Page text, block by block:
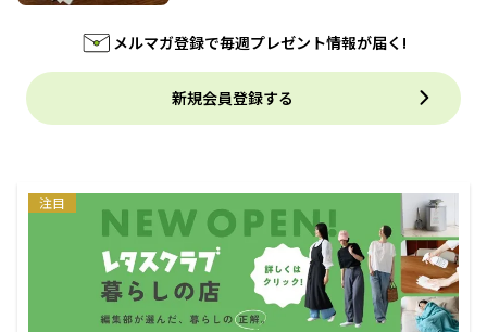
メルマガ登録で毎週プレゼント情報が届く!
新規会員登録する
注目